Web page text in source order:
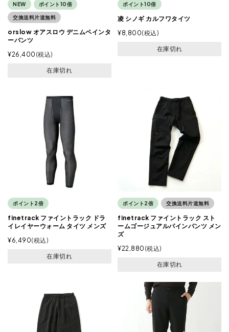
NEW ポイント10倍
交換送料片道無料
orslow オアスロウ デニムペインタ
ーパンツ
¥26,400 税込
在庫切れ
ポイント10倍
凌 シノギ カルフワタイツ
¥8,800 税込
在庫切れ
ポイント2倍
finetrack ファイントラック ドラ
イレイヤーウォーム タイツ メンズ
¥6,490 税込
在庫切れ
ポイント2倍 交換送料片道無料
finetrack ファイントラック スト
ームゴージュアルパインパンツ メン
ズ
¥22,880 税込
在庫切れ